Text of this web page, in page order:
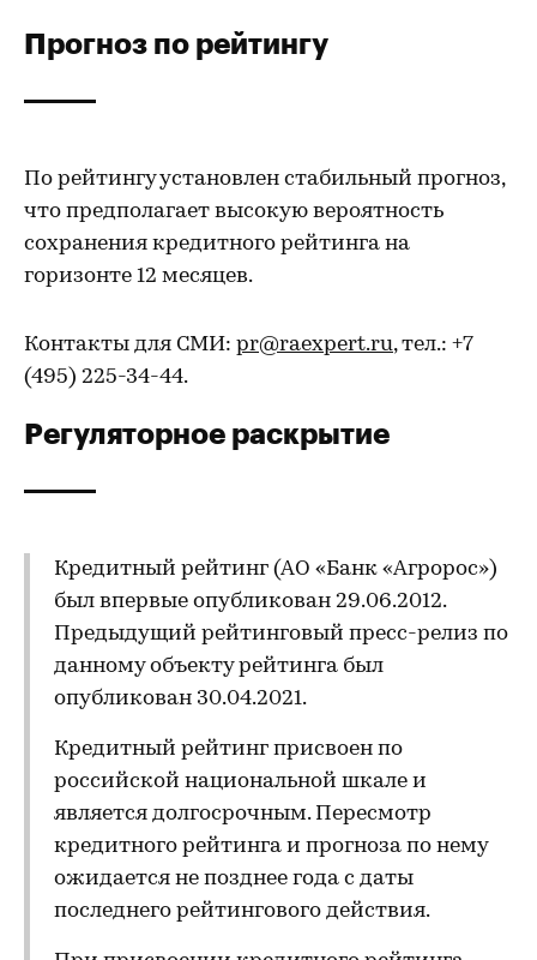
Прогноз по рейтингу
По рейтингу установлен стабильный прогноз,
что предполагает высокую вероятность
сохранения кредитного рейтинга на
горизонте 12 месяцев.
Контакты для СМИ: pr@raexpert.ru, тел.: +7
(495) 225-34-44.
Регуляторное раскрытие
Кредитный рейтинг (АО «Банк «Агророс»)
был впервые опубликован 29.06.2012.
Предыдущий рейтинговый пресс-релиз по
данному объекту рейтинга был
опубликован 30.04.2021.
Кредитный рейтинг присвоен по
российской национальной шкале и
является долгосрочным. Пересмотр
кредитного рейтинга и прогноза по нему
ожидается не позднее года с даты
последнего рейтингового действия.